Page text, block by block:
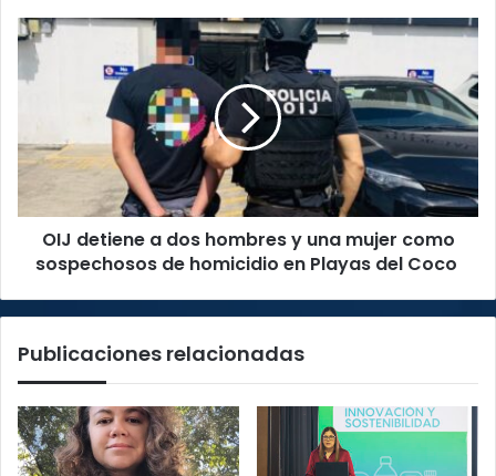
OIJ
detiene
y
una
como
sospechosos
del
OIJ detiene a dos hombres y una mujer como
sospechosos de homicidio en Playas del Coco
Publicaciones relacionadas